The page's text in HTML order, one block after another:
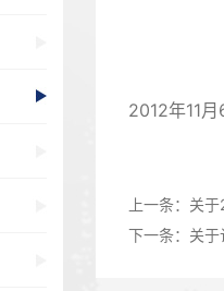
2012年11
上一条： 关
下一条： 关